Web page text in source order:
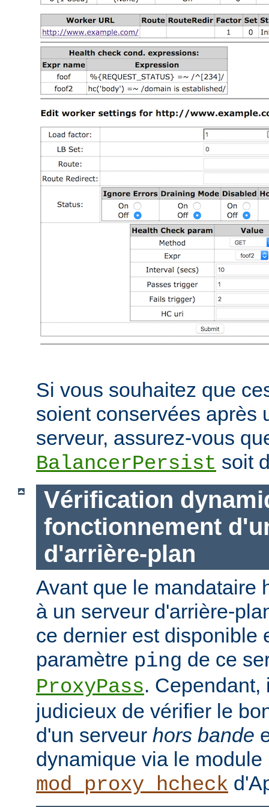
Si vous souhaitez que
soient conservées après
serveur, assurez-vous
BalancerPersist soit
Vérification
fonctionnement
d'arrière-plan
Avant que le mandataire
à un serveur d'arrière-
ce dernier est disponible
paramètre ping de ce
ProxyPass. Cependant,
judicieux de vérifier le
d'un serveur hors bande
dynamique via le module
mod_proxy_hcheck